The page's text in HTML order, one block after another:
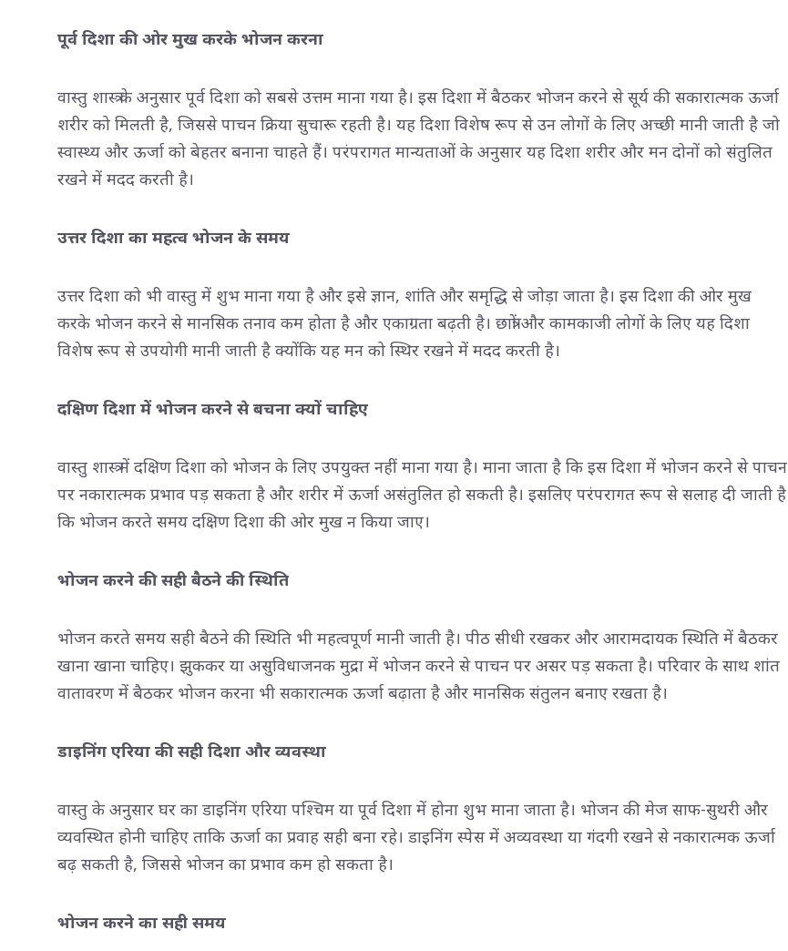
पूर्व दिशा की ओर मुख करके भोजन करना
वास्तु शास्त्र के अनुसार पूर्व दिशा को सबसे उत्तम माना गया है। इस दिशा में बैठकर भोजन करने से सूर्य की सकारात्मक ऊर्जा
शरीर को मिलती है, जिससे पाचन क्रिया सुचारू रहती है। यह दिशा विशेष रूप से उन लोगों के लिए अच्छी मानी जाती है जो
स्वास्थ्य और ऊर्जा को बेहतर बनाना चाहते हैं। परंपरागत मान्यताओं के अनुसार यह दिशा शरीर और मन दोनों को संतुलित
रखने में मदद करती है।
उत्तर दिशा का महत्व भोजन के समय
उत्तर दिशा को भी वास्तु में शुभ माना गया है और इसे ज्ञान, शांति और समृद्धि से जोड़ा जाता है। इस दिशा की ओर मुख
करके भोजन करने से मानसिक तनाव कम होता है और एकाग्रता बढ़ती है। छात्रों और कामकाजी लोगों के लिए यह दिशा
विशेष रूप से उपयोगी मानी जाती है क्योंकि यह मन को स्थिर रखने में मदद करती है।
दक्षिण दिशा में भोजन करने से बचना क्यों चाहिए
वास्तु शास्त्र में दक्षिण दिशा को भोजन के लिए उपयुक्त नहीं माना गया है। माना जाता है कि इस दिशा में भोजन करने से पाचन
पर नकारात्मक प्रभाव पड़ सकता है और शरीर में ऊर्जा असंतुलित हो सकती है। इसलिए परंपरागत रूप से सलाह दी जाती है
कि भोजन करते समय दक्षिण दिशा की ओर मुख न किया जाए।
भोजन करने की सही बैठने की स्थिति
भोजन करते समय सही बैठने की स्थिति भी महत्वपूर्ण मानी जाती है। पीठ सीधी रखकर और आरामदायक स्थिति में बैठकर
खाना खाना चाहिए। झुककर या असुविधाजनक मुद्रा में भोजन करने से पाचन पर असर पड़ सकता है। परिवार के साथ शांत
वातावरण में बैठकर भोजन करना भी सकारात्मक ऊर्जा बढ़ाता है और मानसिक संतुलन बनाए रखता है।
डाइनिंग एरिया की सही दिशा और व्यवस्था
वास्तु के अनुसार घर का डाइनिंग एरिया पश्चिम या पूर्व दिशा में होना शुभ माना जाता है। भोजन की मेज साफ-सुथरी और
व्यवस्थित होनी चाहिए ताकि ऊर्जा का प्रवाह सही बना रहे। डाइनिंग स्पेस में अव्यवस्था या गंदगी रखने से नकारात्मक ऊर्जा
बढ़ सकती है, जिससे भोजन का प्रभाव कम हो सकता है।
भोजन करने का सही समय